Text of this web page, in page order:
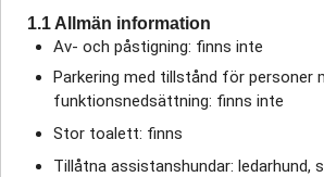
1.1 Allmän information
Av- och påstigning: finns inte
Parkering med tillstånd för personer
funktionsnedsättning: finns inte
Stor toalett: finns
Tillåtna assistanshundar: ledarhund,